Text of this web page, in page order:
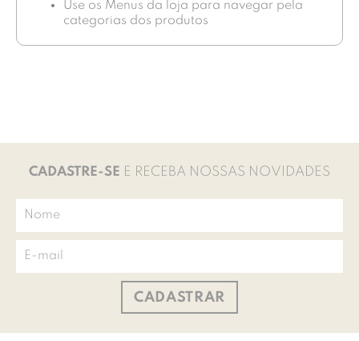
Use os Menus da loja para navegar pela
categorias dos produtos
CADASTRE-SE E RECEBA NOSSAS NOVIDADES
CADASTRAR